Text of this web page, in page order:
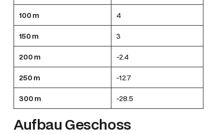
100 m 4
150 m 3
200 m -2.4
250 m -12.7
300 m -28.5
Aufbau Geschoss